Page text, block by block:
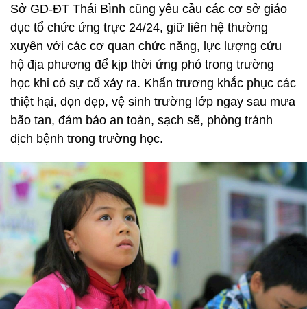
Sở GD-ĐT Thái Bình cũng yêu cầu các cơ sở giáo
dục tổ chức ứng trực 24/24, giữ liên hệ thường
xuyên với các cơ quan chức năng, lực lượng cứu
hộ địa phương để kịp thời ứng phó trong trường
học khi có sự cố xảy ra. Khẩn trương khắc phục các
thiệt hại, dọn dẹp, vệ sinh trường lớp ngay sau mưa
bão tan, đảm bảo an toàn, sạch sẽ, phòng tránh
dịch bệnh trong trường học.